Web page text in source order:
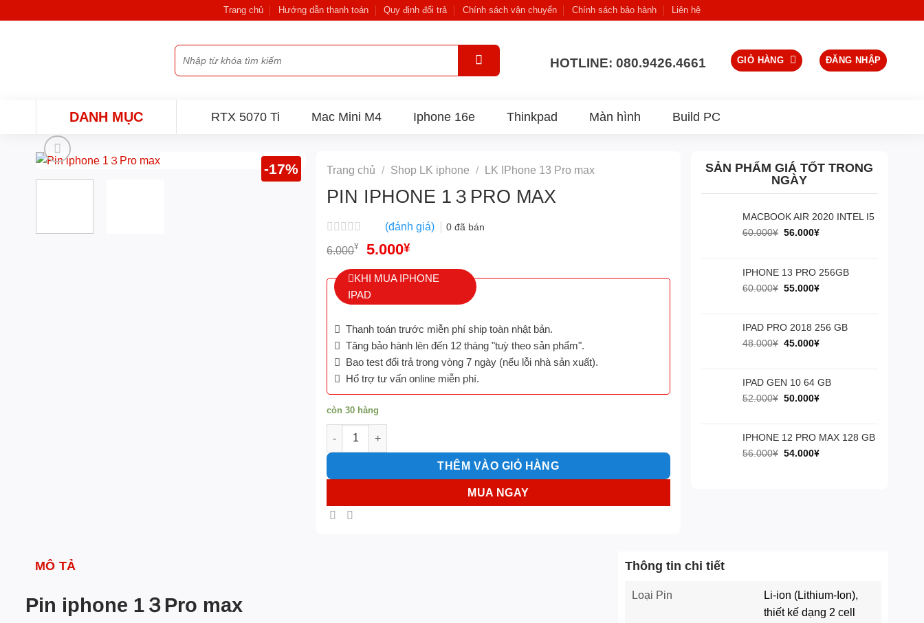
Trang chủ Hướng dẫn thanh toán Quy định đổi trả Chính sách vận chuyển Chính sách bảo hành Liên hệ
Tìm
kiếm:
HOTLINE: 080.9426.4661 GIỎ HÀNG ĐĂNG NHẬP
DANH MỤC RTX 5070 Ti Mac Mini M4 Iphone 16e Thinkpad Màn hình Build PC
-17% Trang chủ / Shop LK iphone / LK IPhone 13 Pro max
PIN IPHONE 1３PRO MAX
xếp
0
sao
(đánh giá) 0 đã bán
6.000¥
Giá
là:
6.000¥.
5.000¥Giá
tại
là:
KHI MUA IPHONE
IPAD
Thanh toán trước miễn phí ship toàn nhật bản.
Tăng bảo hành lên đến 12 tháng "tuỳ theo sản phẩm".
Bao test đổi trả trong vòng 7 ngày (nếu lỗi nhà sản xuất).
Hổ trợ tư vấn online miễn phí.
còn 30 hàng
Pin iphone 1３Pro max số lượng
THÊM VÀO GIỎ HÀNG
MUA NGAY
SẢN PHẨM GIÁ TỐT TRONG
NGÀY
MACBOOK AIR 2020 INTEL I5
60.000¥ Giá
60.000¥.
56.000¥Giá
là:
56.000¥.
IPHONE 13 PRO 256GB
60.000¥ Giá
60.000¥.
55.000¥Giá
là:
55.000¥.
IPAD PRO 2018 256 GB
48.000¥ Giá
48.000¥.
45.000¥Giá
là:
45.000¥.
IPAD GEN 10 64 GB
52.000¥ Giá
52.000¥.
50.000¥Giá
là:
50.000¥.
IPHONE 12 PRO MAX 128 GB
56.000¥ Giá
54.000¥Giá
MÔ TẢ
Pin iphone 1３Pro max
Thông tin chi tiết
Loại Pin
Li-ion (Lithium-Ion),
thiết kế dạng 2 cell